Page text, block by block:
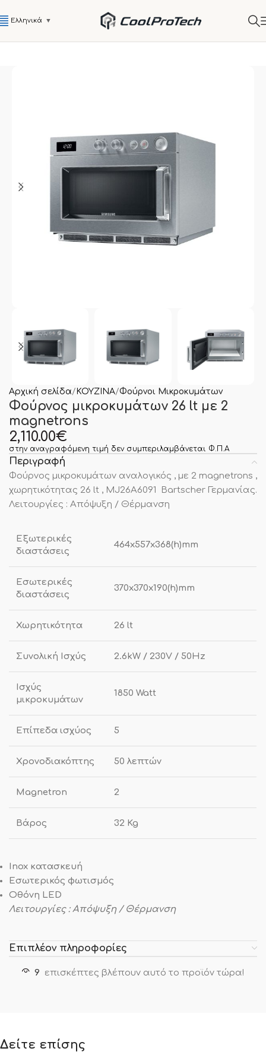
Ελληνικά ▼
Αρχική σελίδα ΚΟΥΖΙΝΑ Φούρνοι Μικροκυμάτων
Φούρνος μικροκυμάτων 26 lt με 2
magnetrons
2,110.00€
στην αναγραφόμενη τιμή δεν συμπεριλαμβάνεται Φ.Π.Α
Περιγραφή
Φούρνος μικροκυμάτων αναλογικός , με 2 magnetrons ,
χωρητικότητας 26 lt , MJ26A6091 Bartscher Γερμανίας.
Λειτουργίες : Aπόψυξη / Θέρμανση
Εξωτερικές
διαστάσεις
464x557x368(h)mm
Εσωτερικές
διαστάσεις
370x370x190(h)mm
Χωρητικότητα 26 lt
Συνολική Ισχύς 2.6kW / 230V / 50Hz
Ισχύς
μικροκυμάτων
1850 Watt
Επίπεδα ισχύος 5
Χρονοδιακόπτης 50 λεπτών
Magnetron 2
Βάρος 32 Kg
Inox κατασκευή
Εσωτερικός φωτισμός
Οθόνη LED
Λειτουργίες : Aπόψυξη / Θέρμανση
Επιπλέον πληροφορίες
9 επισκέπτες βλέπουν αυτό το προϊόν τώρα!
Δείτε επίσης